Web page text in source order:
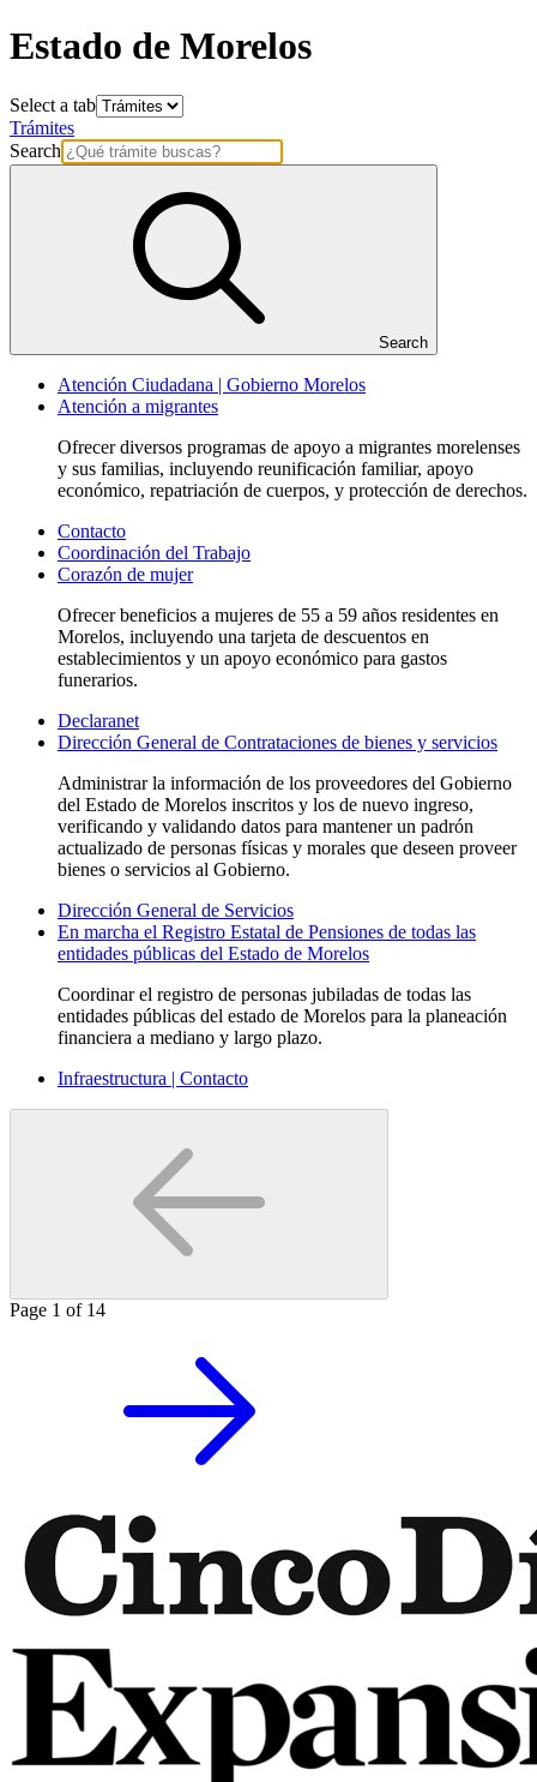
Estado de Morelos
Select a tab
Trámites
Search
Search
Atención Ciudadana | Gobierno Morelos
Atención a migrantes
Ofrecer diversos programas de apoyo a migrantes morelenses
y sus familias, incluyendo reunificación familiar, apoyo
económico, repatriación de cuerpos, y protección de derechos.
Contacto
Coordinación del Trabajo
Corazón de mujer
Ofrecer beneficios a mujeres de 55 a 59 años residentes en
Morelos, incluyendo una tarjeta de descuentos en
establecimientos y un apoyo económico para gastos
funerarios.
Declaranet
Dirección General de Contrataciones de bienes y servicios
Administrar la información de los proveedores del Gobierno
del Estado de Morelos inscritos y los de nuevo ingreso,
verificando y validando datos para mantener un padrón
actualizado de personas físicas y morales que deseen proveer
bienes o servicios al Gobierno.
Dirección General de Servicios
En marcha el Registro Estatal de Pensiones de todas las
entidades públicas del Estado de Morelos
Coordinar el registro de personas jubiladas de todas las
entidades públicas del estado de Morelos para la planeación
financiera a mediano y largo plazo.
Infraestructura | Contacto
Page 1 of 14